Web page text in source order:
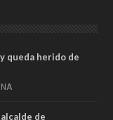
queda herido de
de